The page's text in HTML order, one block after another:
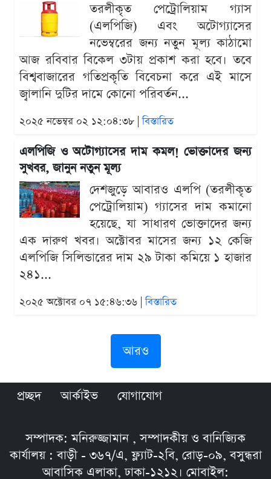
তরলীকৃত পেট্রোলিয়াম গ্যাস
(এলপিজি) এবং অটোগ্যাসের
নভেম্বরের জন্য নতুন মূল্য কাঠামো
আজ রবিবার বিকেল ৩টায় প্রকাশ করা হবে। তবে
বিশ্ববাজারের গতিপ্রকৃতি বিবেচনা করে এই মাসে
জ্বালানি দুটির দামে কোনো পরিবর্তন...
২০২৫ নভেম্বর ০২ ১২:০৪:৩৮ |বিস্তারিত
এলপিজি ও অটোগ্যাসের দাম কমল! ভোক্তাদের জন্য
সুখবর, জানুন নতুন মূল্য
দেশজুড়ে আবারও এলপি (তরলীকৃত
পেট্রোলিয়াম) গ্যাসের দাম কমানো
হয়েছে, যা সাধারণ ভোক্তাদের জন্য
এক দারুণ খবর। অক্টোবর মাসের জন্য ১২ কেজি
এলপিজি সিলিন্ডারের দাম ২৯ টাকা কমিয়ে ১ হাজার
২৪১...
২০২৫ অক্টোবর ০৭ ১৫:৪৬:৩৬ |বিস্তারিত
আরও
প্রচ্ছদ আর্কাইভ যোগাযোগ
সম্পাদক: মনিরুজ্জামান , সম্পাদকীয় ও বানিজ্যিক
কার্যালয় : বাড়ী - ৩৬৭/এ, ফ্ল্যাট-২বি, রোড়-০৯, বসুন্ধরা
আবাসিক এলাকা, ঢাকা-১২১২। মোবাইল: